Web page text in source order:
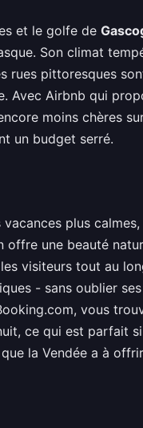
et le golfe de
Son climat
rues pittoresques
Avec Airbnb qui
moins chères
un budget serré.
plus
offre une beauté
visiteurs tout au
- sans oublier
vous
ce qui est parfait
la Vendée a à